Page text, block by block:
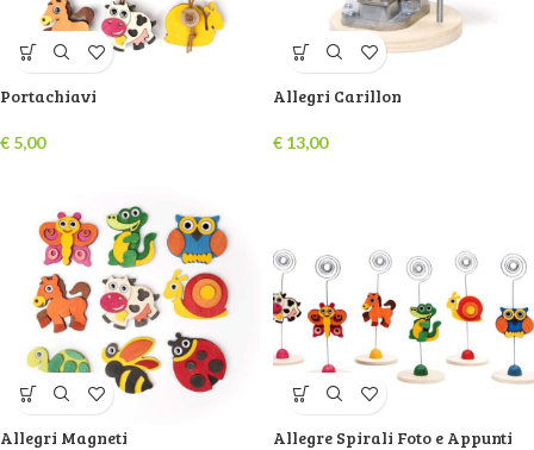
Portachiavi
€ 5,00
Allegri Carillon
€ 13,00
Allegri Magneti Allegre Spirali Foto e Appunti